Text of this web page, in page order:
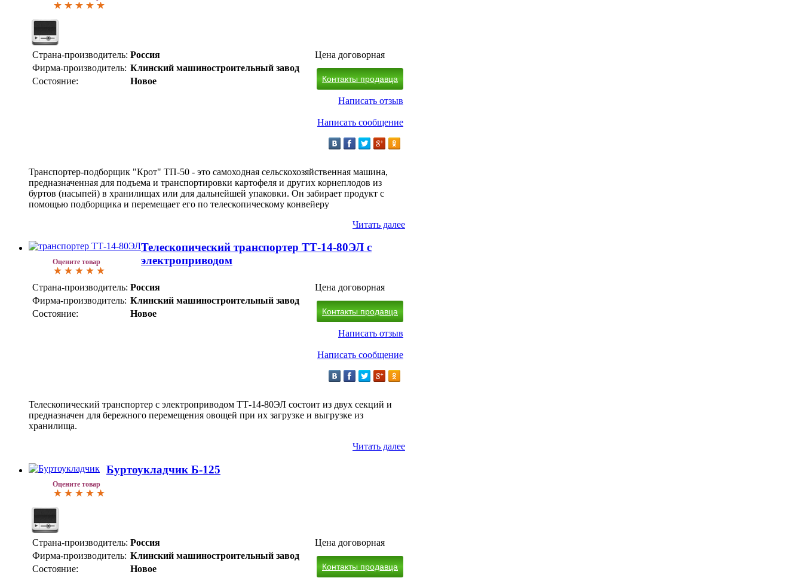
Страна-производитель: Россия
Фирма-производитель: Клинский машиностроительный завод
Состояние:
Новое
Цена договорная
Контакты продавца
Написать отзыв
Написать сообщение
Транспортер-подборщик "Крот" ТП-50 - это самоходная сельскохозяйственная машина,
предназначенная для подъема и транспортировки картофеля и других корнеплодов из
буртов (насыпей) в хранилищах или для дальнейшей упаковки. Он забирает продукт с
помощью подборщика и перемещает его по телескопическому конвейеру
Читать далее
Оцените товар
Телескопический транспортер ТТ-14-80ЭЛ с
электроприводом
Страна-производитель: Россия
Фирма-производитель: Клинский машиностроительный завод
Состояние:
Новое
Цена договорная
Контакты продавца
Написать отзыв
Написать сообщение
Телескопический транспортер с электроприводом ТТ-14-80ЭЛ состоит из двух секций и
предназначен для бережного перемещения овощей при их загрузке и выгрузке из
хранилища.
Читать далее
Оцените товар
Буртоукладчик Б-125
Страна-производитель: Россия
Фирма-производитель: Клинский машиностроительный завод
Состояние:
Новое
Цена договорная
Контакты продавца